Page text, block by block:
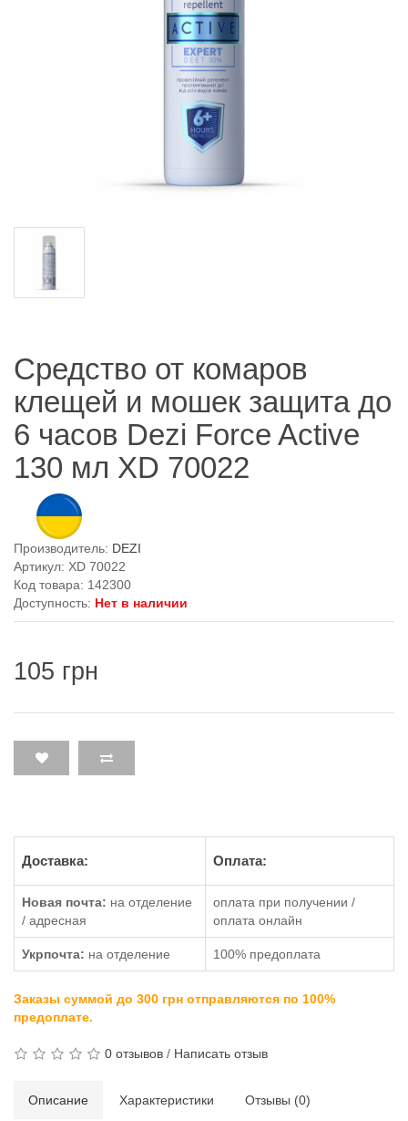
Средство от комаров
клещей и мошек защита до
6 часов Dezi Force Active
130 мл XD 70022
Производитель: DEZI
Артикул: XD 70022
Код товара: 142300
Доступность: Нет в наличии
105 грн
Доставка: Оплата:
Новая почта: на отделение
/ адресная
оплата при получении /
оплата онлайн
Укрпочта: на отделение 100% предоплата
Заказы суммой до 300 грн отправляются по 100%
предоплате.
0 отзывов / Написать отзыв
Описание Характеристики Отзывы (0)